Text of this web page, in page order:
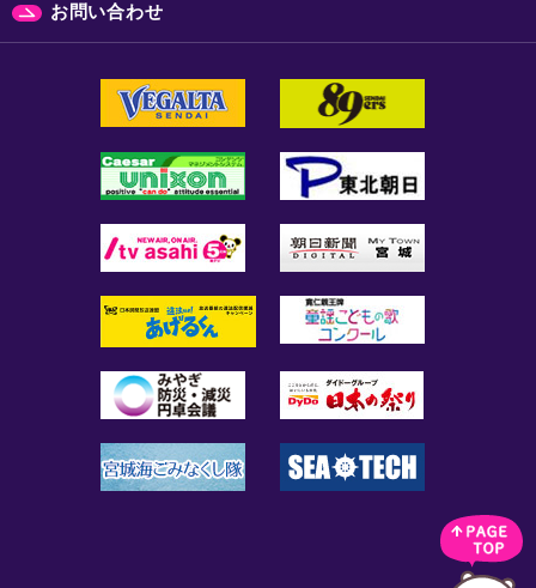
お問い合わせ